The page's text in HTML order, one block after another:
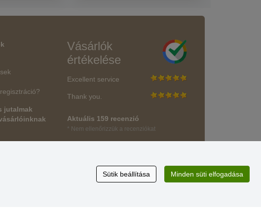
jutalmak
Vásárlók
értékelése
Excellent service
Thank you.
Aktuális 159 recenzió
* Nem ellenőrizzük a recenziókat
Sütik beállítása Minden süti elfogadása